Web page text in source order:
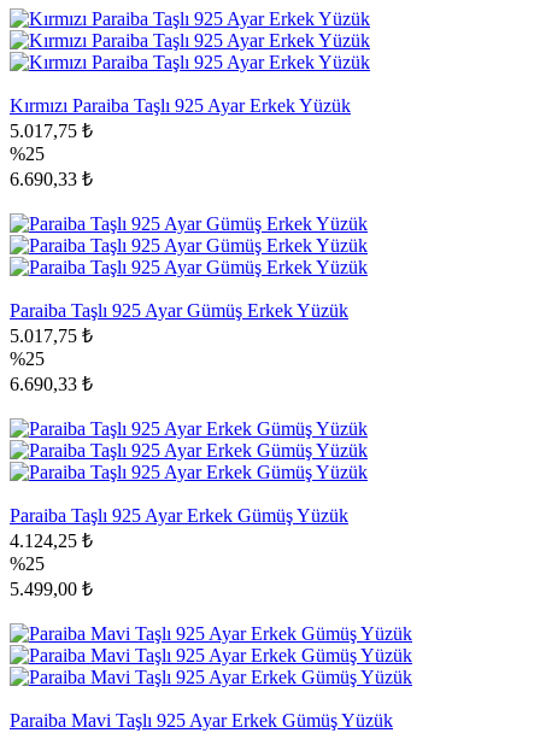
Kırmızı Paraiba Taşlı 925 Ayar Erkek Yüzük
5.017,75 ₺
%25
6.690,33 ₺
Paraiba Taşlı 925 Ayar Gümüş Erkek Yüzük
5.017,75 ₺
%25
6.690,33 ₺
Paraiba Taşlı 925 Ayar Erkek Gümüş Yüzük
4.124,25 ₺
%25
5.499,00 ₺
Paraiba Mavi Taşlı 925 Ayar Erkek Gümüş Yüzük